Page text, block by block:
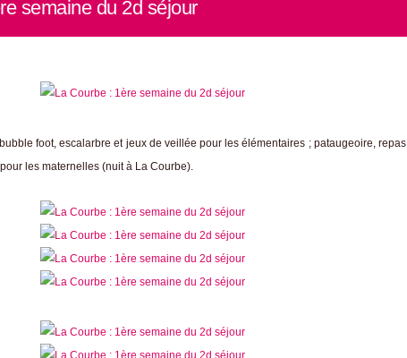
semaine du 2d séjour
foot, escalarbre et jeux de veillée pour les élémentaires ; pataugeoire, repas
les maternelles (nuit à La Courbe).